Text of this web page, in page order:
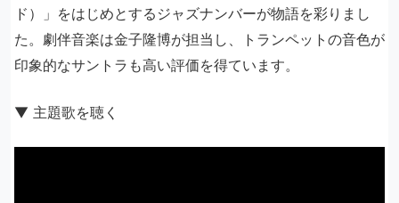
ド）」をはじめとするジャズナンバーが物語を彩りまし
た。劇伴音楽は金子隆博が担当し、トランペットの音色が
印象的なサントラも高い評価を得ています。
▼ 主題歌を聴く